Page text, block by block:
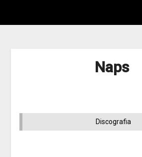
Naps
Discografia